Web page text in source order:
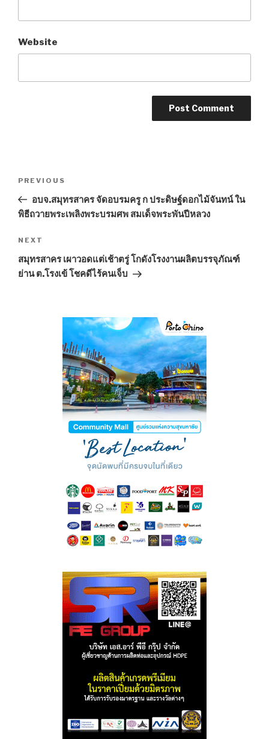
Website
Previous
Post
PREVIOUS
อบจ.สมุทรสาคร จัดอบรมครู ก ประดิษฐ์ดอกไม้จันทน์ ใน
พิธีถวายพระเพลิงพระบรมศพ สมเด็จพระพันปีหลวง
Next
Post
NEXT
สมุทรสาคร เผาวอดแต่เช้าตรู่ โกดังโรงงานผลิตบรรจุภัณฑ์
ย่าน ต.โรงเข้ โชคดีไร้คนเจ็บ